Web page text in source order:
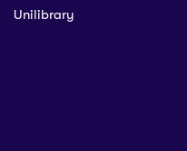
Unilibrary